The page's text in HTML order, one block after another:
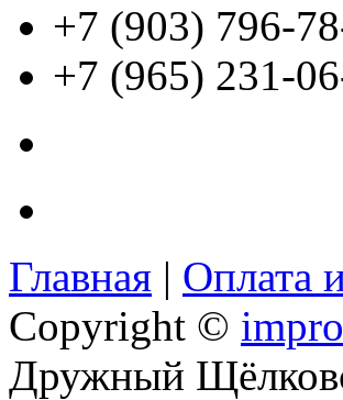
+7 (903) 796-
+7 (965) 231-
Главная | Оплата
Copyright ©
Дружный